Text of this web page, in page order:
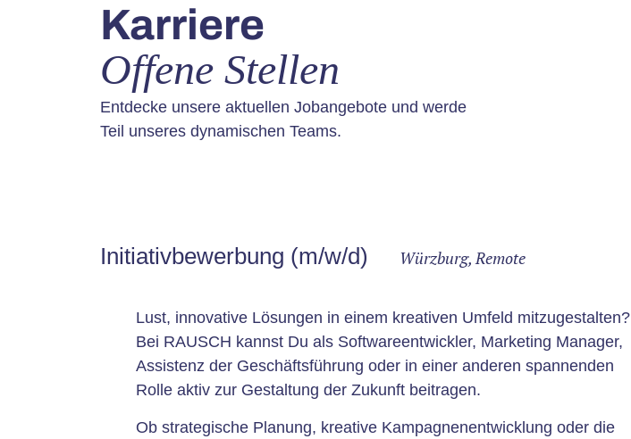
Karriere
Offene Stellen
Entdecke unsere aktuellen Jobangebote und werde
Teil unseres dynamischen Teams.
Initiativbewerbung (m/w/d) Würzburg, Remote
Lust, innovative Lösungen in einem kreativen Umfeld mitzugestalten?
Bei RAUSCH kannst Du als Softwareentwickler, Marketing Manager,
Assistenz der Geschäftsführung oder in einer anderen spannenden
Rolle aktiv zur Gestaltung der Zukunft beitragen.
Ob strategische Planung, kreative Kampagnenentwicklung oder die